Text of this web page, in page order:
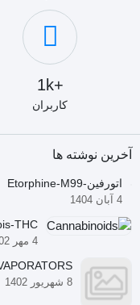
+1k
کاربران
آخرین نوشته ها
اتورفین-Etorphine-M99
4 آبان 1404
THC
4 مهر 1402
8 شهریور 1402